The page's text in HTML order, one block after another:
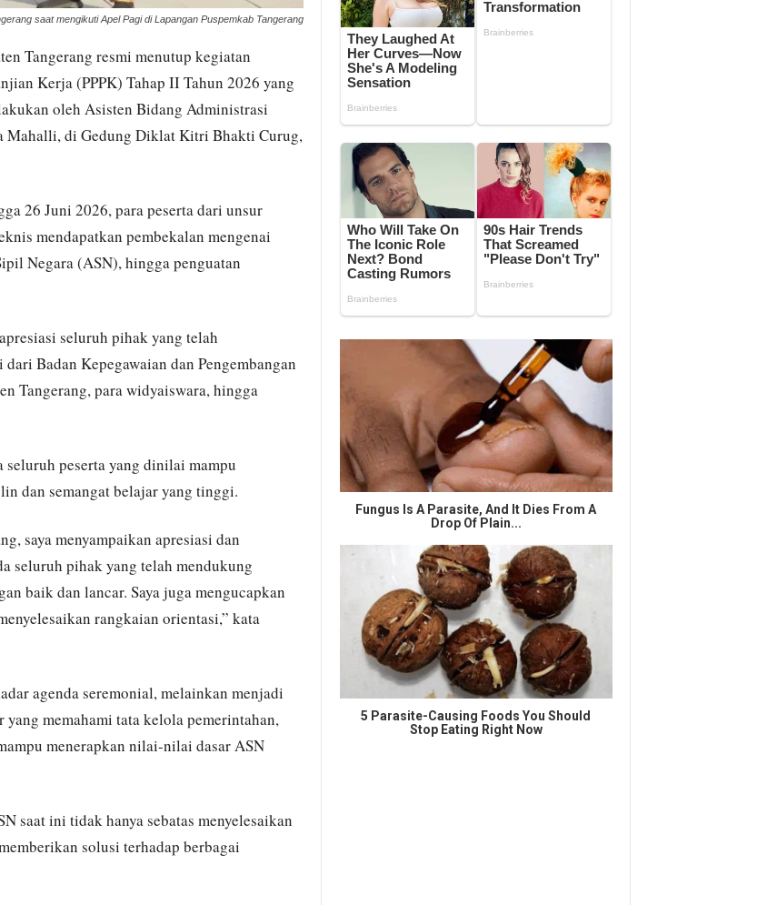
saat mengikuti Apel Pagi di Lapangan Puspemkab Tangerang
Tangerang resmi menutup kegiatan
Kerja (PPPK) Tahap II Tahun 2026 yang
oleh Asisten Bidang Administrasi
Mahalli, di Gedung Diklat Kitri Bhakti Curug,
26 Juni 2026, para peserta dari unsur
mendapatkan pembekalan mengenai
Negara (ASN), hingga penguatan
seluruh pihak yang telah
Badan Kepegawaian dan Pengembangan
Tangerang, para widyaiswara, hingga
seluruh peserta yang dinilai mampu
dan semangat belajar yang tinggi.
saya menyampaikan apresiasi dan
seluruh pihak yang telah mendukung
baik dan lancar. Saya juga mengucapkan
rangkaian orientasi,” kata
agenda seremonial, melainkan menjadi
memahami tata kelola pemerintahan,
menerapkan nilai-nilai dasar ASN
saat ini tidak hanya sebatas menyelesaikan
solusi terhadap berbagai
Fungus Is A Parasite, And It Dies From A
Drop Of Plain...
5 Parasite-Causing Foods You Should
Stop Eating Right Now